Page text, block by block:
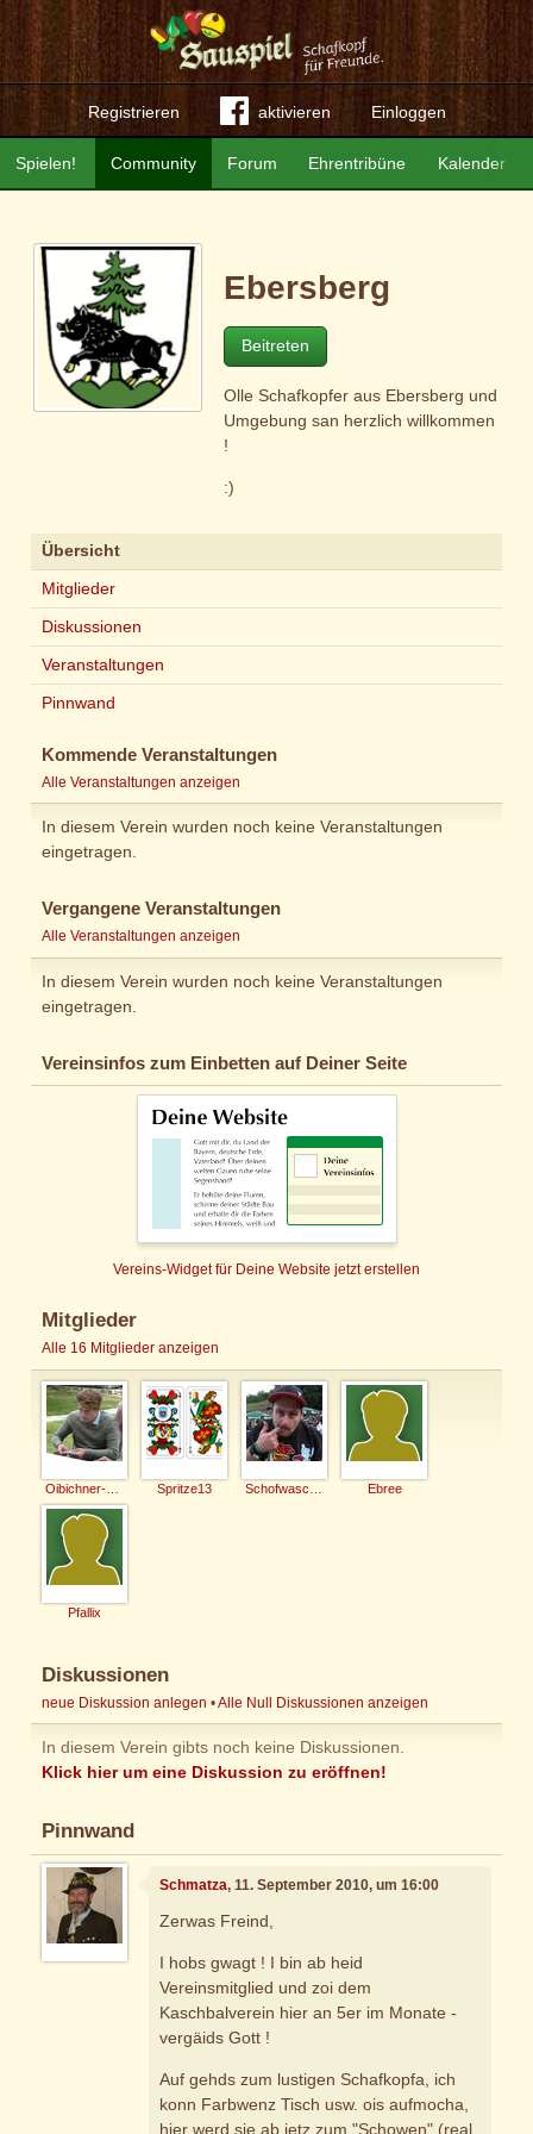
Registrieren aktivieren Einloggen
Community Forum Ehrentribüne Kalender
Spielen!
Ebersberg
Beitreten
Olle Schafkopfer aus Ebersberg und
Umgebung san herzlich willkommen
!
:)
Übersicht
Mitglieder
Diskussionen
Veranstaltungen
Pinnwand
Kommende Veranstaltungen
Alle Veranstaltungen anzeigen
In diesem Verein wurden noch keine Veranstaltungen
eingetragen.
Vergangene Veranstaltungen
Alle Veranstaltungen anzeigen
In diesem Verein wurden noch keine Veranstaltungen
eingetragen.
Vereinsinfos zum Einbetten auf Deiner Seite
Vereins-Widget für Deine Website jetzt erstellen
Mitglieder
Alle 16 Mitglieder anzeigen
Spritze13 Ebree
Pfallix
Diskussionen
neue Diskussion anlegen •Alle Null Diskussionen anzeigen
In diesem Verein gibts noch keine Diskussionen.
Klick hier um eine Diskussion zu eröffnen!
Pinnwand
Schmatza, 11. September 2010, um 16:00
Zerwas Freind,
I hobs gwagt ! I bin ab heid
Vereinsmitglied und zoi dem
Kaschbalverein hier an 5er im Monate -
vergäids Gott !
Auf gehds zum lustigen Schafkopfa, ich
konn Farbwenz Tisch usw. ois aufmocha,
hier werd sie ab jetz zum "Schowen" (real